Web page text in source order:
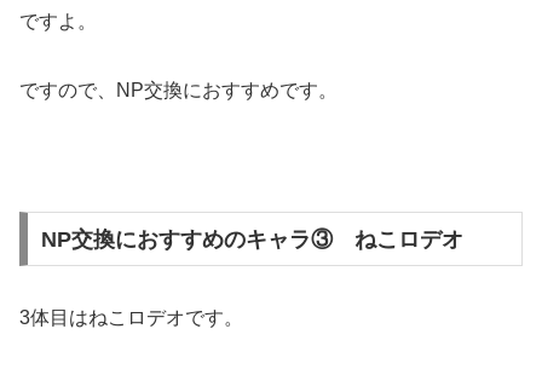
ですよ。
ですので、NP交換におすすめです。
NP交換におすすめのキャラ③ ねこロデオ
3体目はねこロデオです。